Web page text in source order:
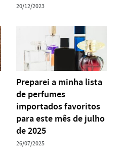
20/12/2023
Preparei a minha lista
de perfumes
importados favoritos
para este mês de julho
de 2025
26/07/2025